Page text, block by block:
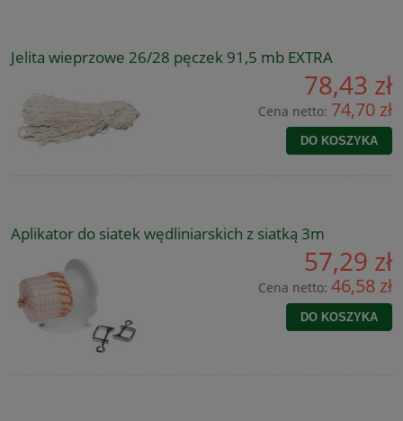
Jelita wieprzowe 26/28 pęczek 91,5 mb EXTRA
78,43 zł
Cena netto: 74,70 zł
DO KOSZYKA
Aplikator do siatek wędliniarskich z siatką 3m
57,29 zł
Cena netto: 46,58 zł
DO KOSZYKA